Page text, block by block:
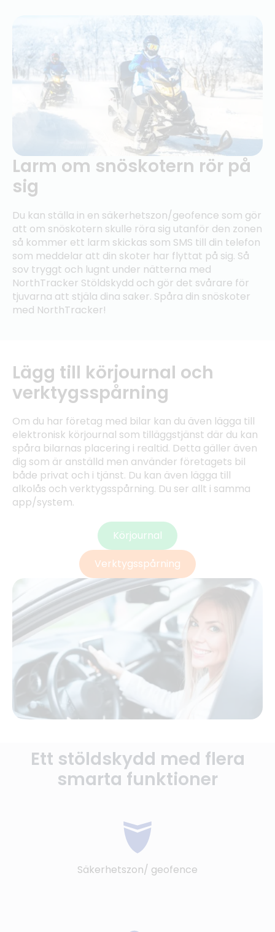
Larm om snöskotern rör på
sig
Du kan ställa in en säkerhetszon/geofence som gör
att om snöskotern skulle röra sig utanför den zonen
så kommer ett larm skickas som SMS till din telefon
som meddelar att din skoter har flyttat på sig. Så
sov tryggt och lugnt under nätterna med
NorthTracker Stöldskydd och gör det svårare för
tjuvarna att stjäla dina saker. Spåra din snöskoter
med NorthTracker!
Lägg till körjournal och
verktygsspårning
Om du har företag med bilar kan du även lägga till
elektronisk körjournal som tilläggstjänst där du kan
spåra bilarnas placering i realtid. Detta gäller även
dig som är anställd men använder företagets bil
både privat och i tjänst. Du kan även lägga till
alkolås och verktygsspårning. Du ser allt i samma
app/system.
Körjournal
Verktygsspårning
Ett stöldskydd med flera
smarta funktioner
Säkerhetszon/ geofence